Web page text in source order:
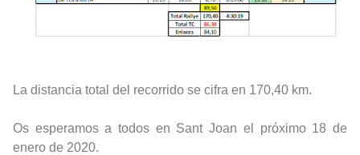
La distancia total del recorrido se cifra en 170,40 km.
Os esperamos a todos en Sant Joan el próximo 18 de
enero de 2020.